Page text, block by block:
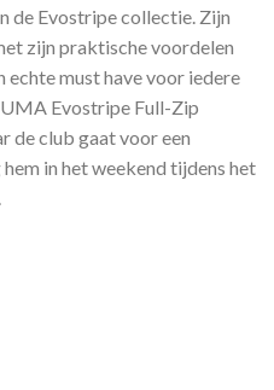
de Evostripe collectie. Zijn
zijn praktische voordelen
echte must have voor iedere
Evostripe Full-Zip
de club gaat voor een
in het weekend tijdens het